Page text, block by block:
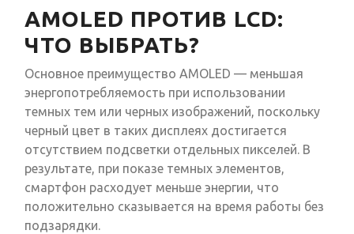
AMOLED ПРОТИВ LCD:
ЧТО ВЫБРАТЬ?
Основное преимущество AMOLED — меньшая
энергопотребляемость при использовании
темных тем или черных изображений, поскольку
черный цвет в таких дисплеях достигается
отсутствием подсветки отдельных пикселей. В
результате, при показе темных элементов,
смартфон расходует меньше энергии, что
положительно сказывается на время работы без
подзарядки.